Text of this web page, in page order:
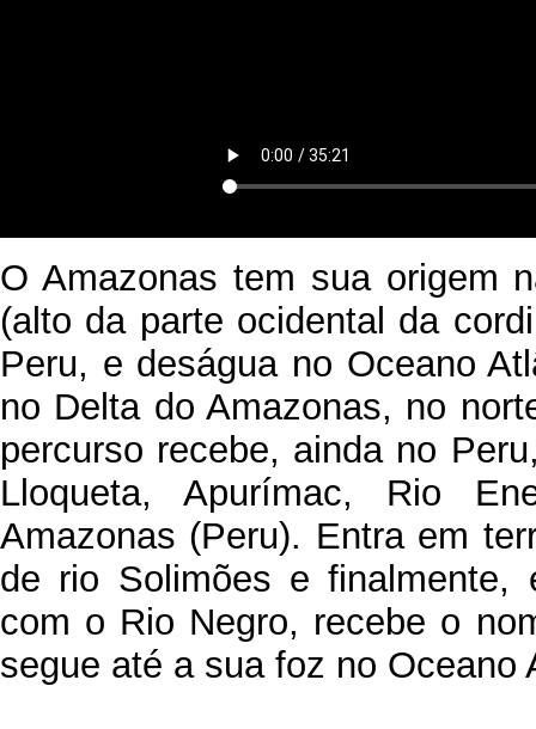
O Amazonas tem sua origem
(alto da parte ocidental da
Peru, e deságua no Oceano
no Delta do Amazonas, no
percurso recebe, ainda no
Lloqueta, Apurímac, Rio
Amazonas (Peru). Entra em
de rio Solimões e finalmente,
com o Rio Negro, recebe o
segue até a sua foz no Oceano